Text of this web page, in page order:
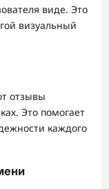
виде. Это
визуальный
отзывы
Это помогает
каждого